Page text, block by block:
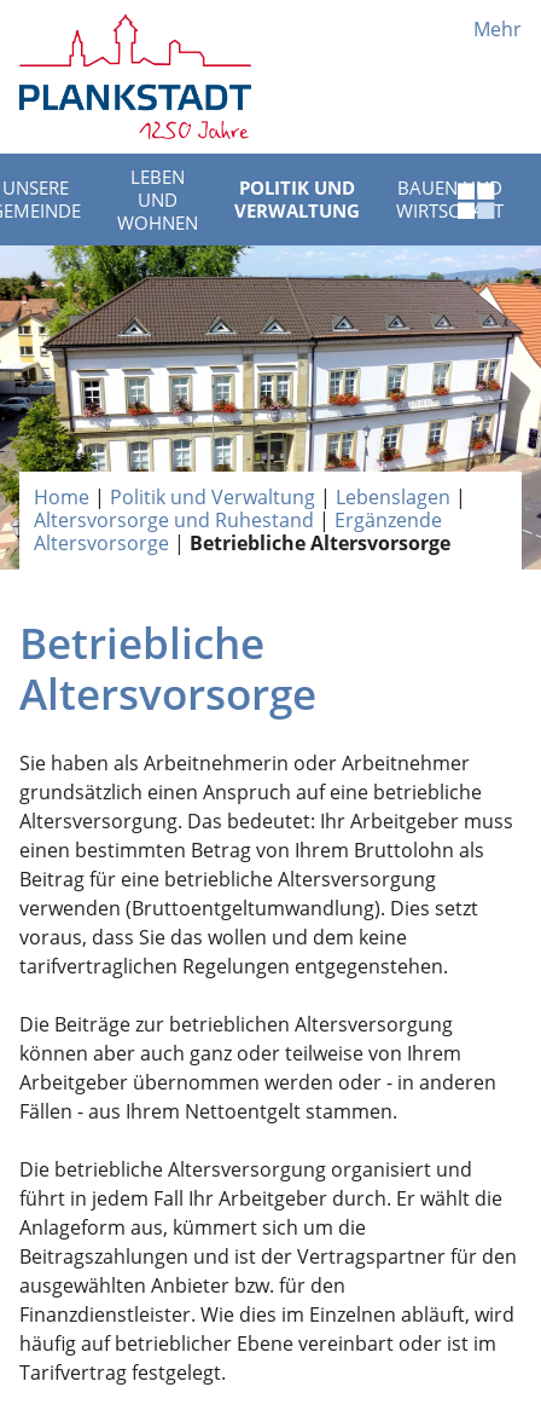
Mehr
UNSERE
LEBEN
UND
WOHNEN
POLITIK UND
VERWALTUNG
BAUEN UND
WIRTSCHAFT
Menü
öffnen
Home | Politik und Verwaltung | Lebenslagen |
Altersvorsorge und Ruhestand | Ergänzende
Altersvorsorge | Betriebliche Altersvorsorge
Betriebliche
Altersvorsorge
Sie haben als Arbeitnehmerin oder Arbeitnehmer
grundsätzlich einen Anspruch auf eine betriebliche
Altersversorgung. Das bedeutet: Ihr Arbeitgeber muss
einen bestimmten Betrag von Ihrem Bruttolohn als
Beitrag für eine betriebliche Altersversorgung
verwenden (Bruttoentgeltumwandlung). Dies setzt
voraus, dass Sie das wollen und dem keine
tarifvertraglichen Regelungen entgegenstehen.
Die Beiträge zur betrieblichen Altersversorgung
können aber auch ganz oder teilweise von Ihrem
Arbeitgeber übernommen werden oder - in anderen
Fällen - aus Ihrem Nettoentgelt stammen.
Die betriebliche Altersversorgung organisiert und
führt in jedem Fall Ihr Arbeitgeber durch. Er wählt die
Anlageform aus, kümmert sich um die
Beitragszahlungen und ist der Vertragspartner für den
ausgewählten Anbieter bzw. für den
Finanzdienstleister. Wie dies im Einzelnen abläuft, wird
häufig auf betrieblicher Ebene vereinbart oder ist im
Tarifvertrag festgelegt.